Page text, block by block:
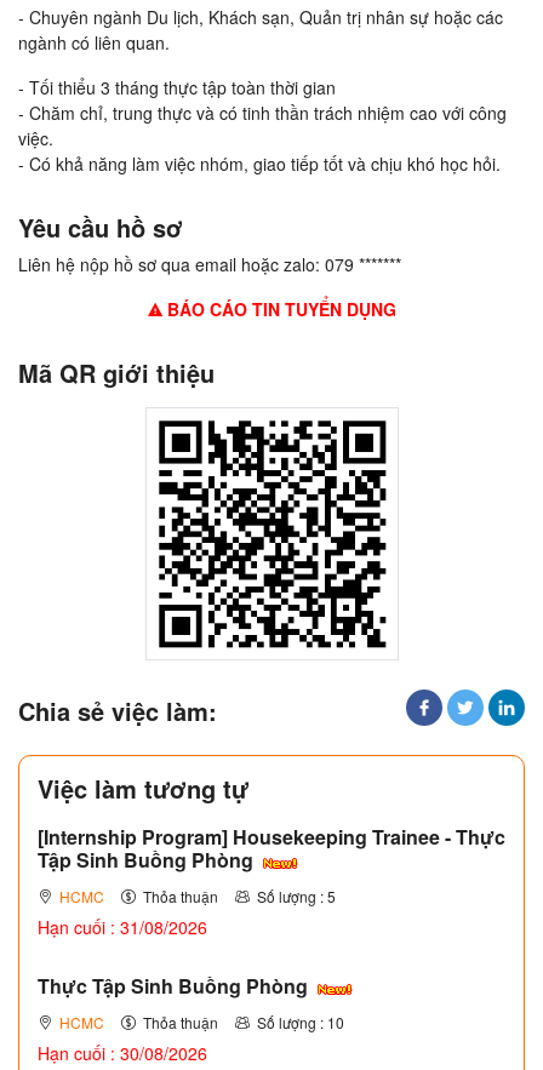
- Chuyên ngành Du lịch, Khách sạn, Quản trị nhân sự hoặc các
ngành có liên quan.
- Tối thiểu 3 tháng thực tập toàn thời gian
- Chăm chỉ, trung thực và có tinh thần trách nhiệm cao với công
việc.
- Có khả năng làm việc nhóm, giao tiếp tốt và chịu khó học hỏi.
Yêu cầu hồ sơ
Liên hệ nộp hồ sơ qua email hoặc zalo: 079 *******
BÁO CÁO TIN TUYỂN DỤNG
Mã QR giới thiệu
Chia sẻ việc làm:
Việc làm tương tự
[Internship Program] Housekeeping Trainee - Thực
Tập Sinh Buồng Phòng
HCMC Thỏa thuận Số lượng : 5
Hạn cuối : 31/08/2026
Thực Tập Sinh Buồng Phòng
HCMC Thỏa thuận Số lượng : 10
Hạn cuối : 30/08/2026